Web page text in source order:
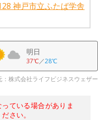
神戸市立ふたば学舎
明日
37℃／28℃
：株式会社ライフビジネスウェザー
ている場合がありま
さい。